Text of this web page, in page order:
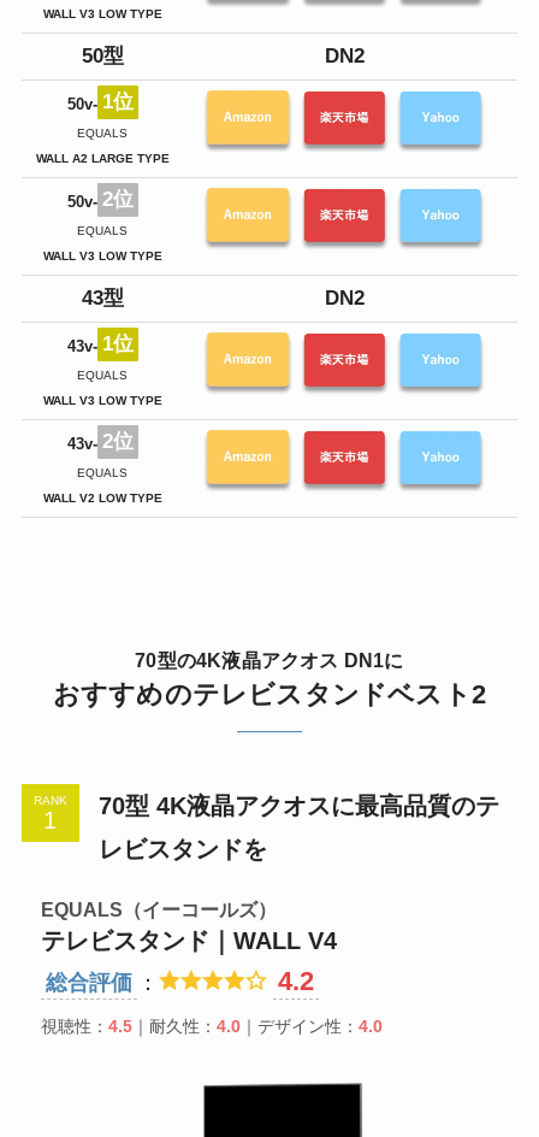
WALL V3 LOW TYPE
50型 DN2
50v- 1位
EQUALS
WALL A2 LARGE TYPE
50v- 2位
EQUALS
WALL V3 LOW TYPE
43型 DN2
43v- 1位
EQUALS
WALL V3 LOW TYPE
43v- 2位
EQUALS
WALL V2 LOW TYPE
70型の4K液晶アクオス DN1に
おすすめのテレビスタンドベスト2
RANK
70型 4K液晶アクオスに最高品質のテ
レビスタンドを
EQUALS（イーコールズ）
テレビスタンド｜WALL V4
総合評価 ： 4.2
視聴性： 4.5｜耐久性： 4.0｜デザイン性： 4.0